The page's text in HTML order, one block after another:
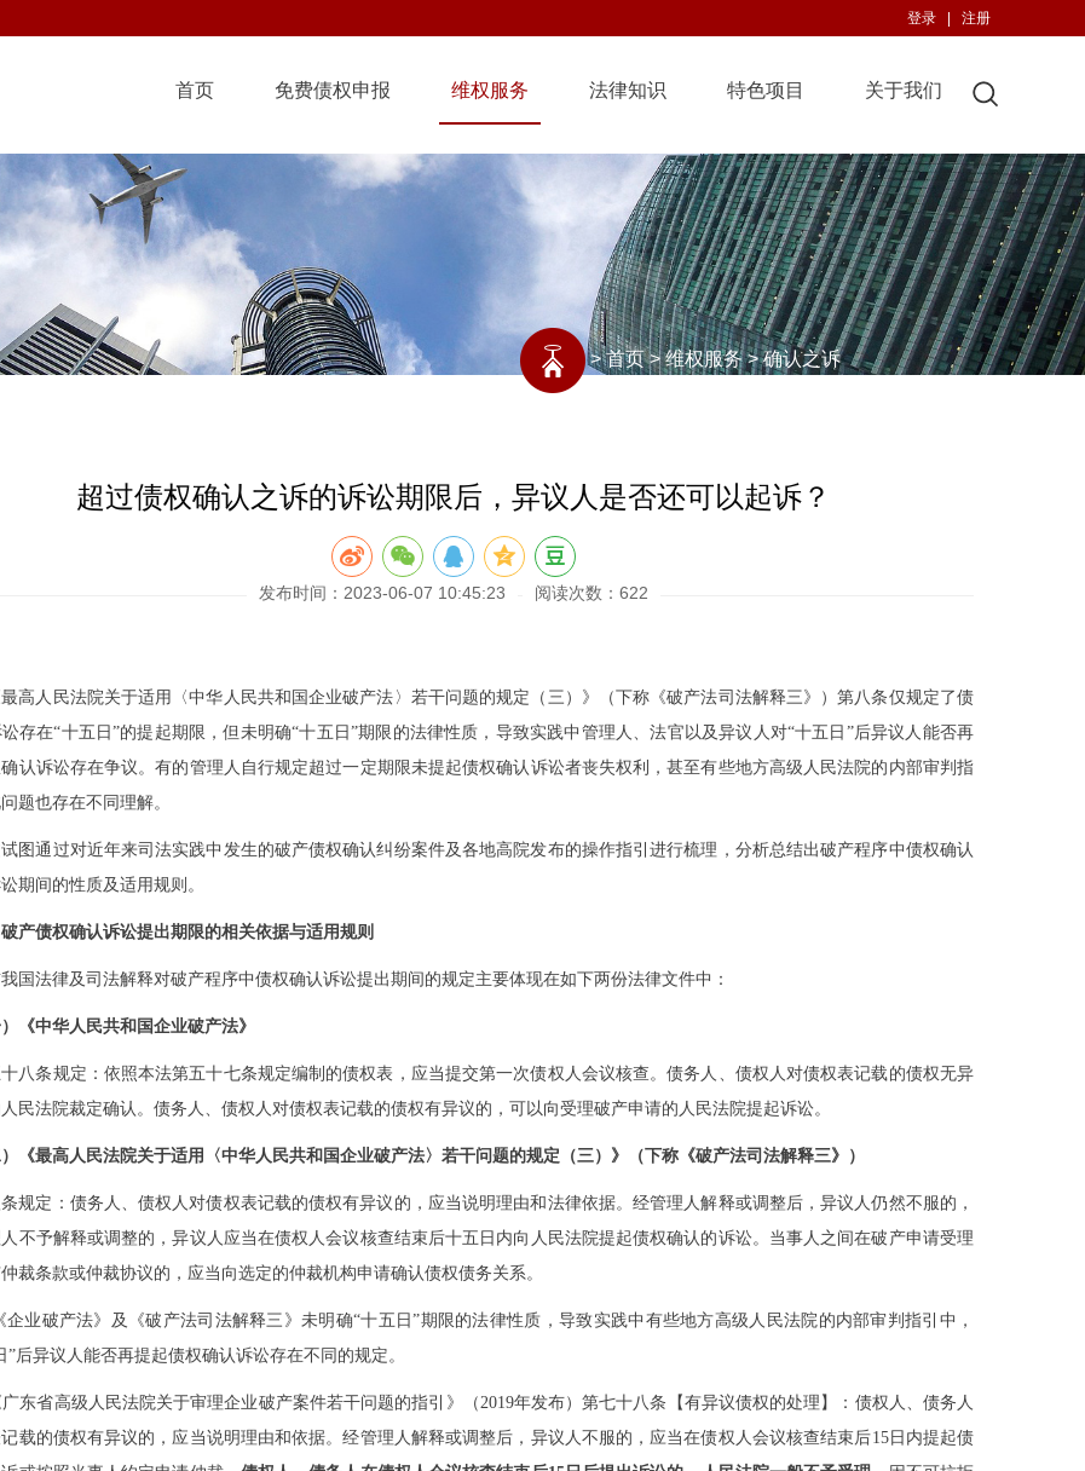
登录 注册
首页 免费债权申报 维权服务 法律知识 特色项目 关于我们
>首页>维权服务>确认之诉
超过债权确认之诉的诉讼期限后，异议人是否还可以起诉？
发布时间：2023-06-07 10:45:23 阅读次数：622
高人民法院关于适用〈中华人民共和国企业破产法〉若干问题的规定（三）》（下称《破产法司法解释三》）第八条仅规定了债
存在“十五日”的提起期限，但未明确“十五日”期限的法律性质，导致实践中管理人、法官以及异议人对“十五日”后异议人能否再
认诉讼存在争议。有的管理人自行规定超过一定期限未提起债权确认诉讼者丧失权利，甚至有些地方高级人民法院的内部审判指
题也存在不同理解。
图通过对近年来司法实践中发生的破产债权确认纠纷案件及各地高院发布的操作指引进行梳理，分析总结出破产程序中债权确认
期间的性质及适用规则。
产债权确认诉讼提出期限的相关依据与适用规则
国法律及司法解释对破产程序中债权确认诉讼提出期间的规定主要体现在如下两份法律文件中：
）《中华人民共和国企业破产法》
八条规定：依照本法第五十七条规定编制的债权表，应当提交第一次债权人会议核查。债务人、债权人对债权表记载的债权无异
民法院裁定确认。债务人、债权人对债权表记载的债权有异议的，可以向受理破产申请的人民法院提起诉讼。
）《最高人民法院关于适用〈中华人民共和国企业破产法〉若干问题的规定（三）》（下称《破产法司法解释三》）
规定：债务人、债权人对债权表记载的债权有异议的，应当说明理由和法律依据。经管理人解释或调整后，异议人仍然不服的，
不予解释或调整的，异议人应当在债权人会议核查结束后十五日内向人民法院提起债权确认的诉讼。当事人之间在破产申请受理
裁条款或仲裁协议的，应当向选定的仲裁机构申请确认债权债务关系。
企业破产法》及《破产法司法解释三》未明确“十五日”期限的法律性质，导致实践中有些地方高级人民法院的内部审判指引中，
”后异议人能否再提起债权确认诉讼存在不同的规定。
广东省高级人民法院关于审理企业破产案件若干问题的指引》（ 2019年发布）第七十八条【有异议债权的处理】 ： 债权人、债务人
载的债权有异议的，应当说明理由和依据。经管理人解释或调整后，异议人不服的，应当在债权人会议核查结束后15日内提起债